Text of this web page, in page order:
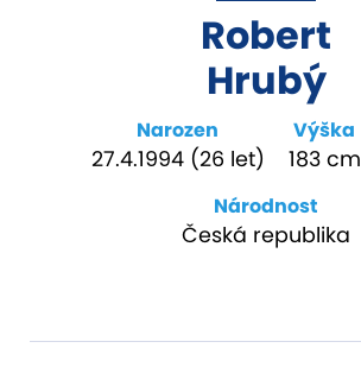
Robert
Hrubý
Narozen
27.4.1994 (26 let)
Výška
183 cm
Národnost
Česká republika